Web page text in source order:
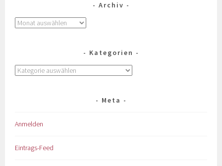
Archiv
Kategorien
Meta
Anmelden
Eintrags-Feed